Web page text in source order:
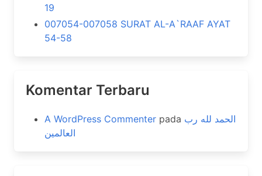
19
007054-007058 SURAT AL-A`RAAF AYAT
54-58
Komentar Terbaru
A WordPress Commenter pada الحمد لله رب
العالمين